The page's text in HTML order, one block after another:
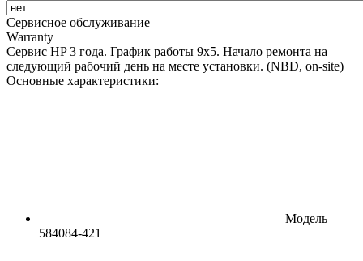
Сервисное обслуживание
Warranty
Сервис HP 3 года. График работы 9х5. Начало ремонта на
следующий рабочий день на месте установки. (NBD, on-site)
Основные характеристики:
Модель
584084-421